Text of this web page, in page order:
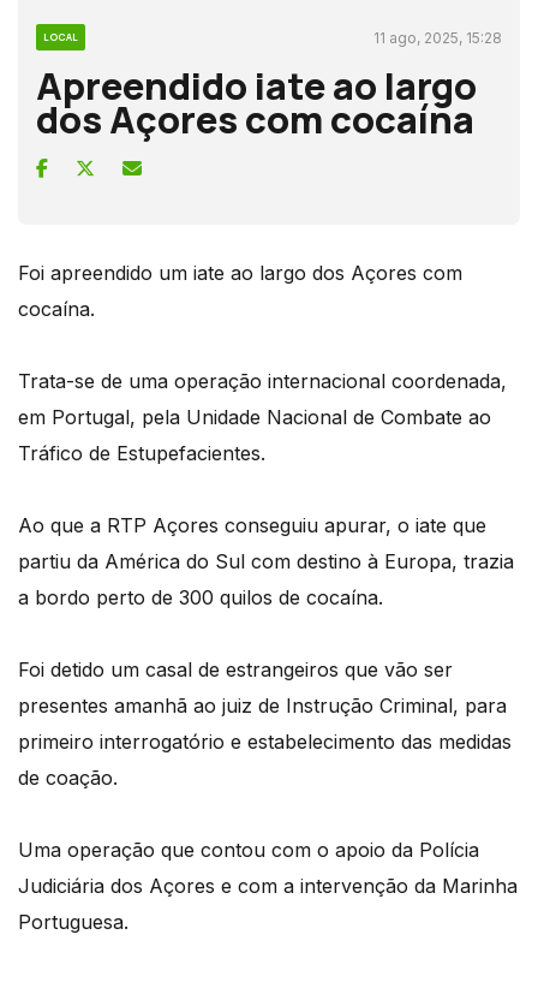
LOCAL 11 ago, 2025, 15:28
Apreendido iate ao largo
dos Açores com cocaína
Foi apreendido um iate ao largo dos Açores com
cocaína.
Trata-se de uma operação internacional coordenada,
em Portugal, pela Unidade Nacional de Combate ao
Tráfico de Estupefacientes.
Ao que a RTP Açores conseguiu apurar, o iate que
partiu da América do Sul com destino à Europa, trazia
a bordo perto de 300 quilos de cocaína.
Foi detido um casal de estrangeiros que vão ser
presentes amanhã ao juiz de Instrução Criminal, para
primeiro interrogatório e estabelecimento das medidas
de coação.
Uma operação que contou com o apoio da Polícia
Judiciária dos Açores e com a intervenção da Marinha
Portuguesa.